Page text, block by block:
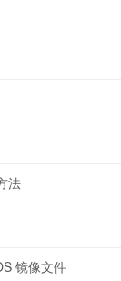
法
镜像文件